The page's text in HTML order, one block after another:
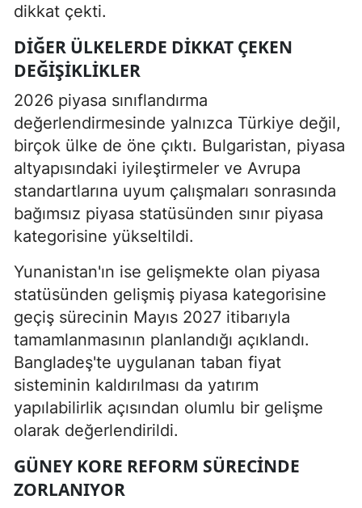
dikkat çekti.
DIĞER ÜLKELERDE DIKKAT ÇEKEN
DEĞIŞIKLIKLER
2026 piyasa sınıflandırma
değerlendirmesinde yalnızca Türkiye değil,
birçok ülke de öne çıktı. Bulgaristan, piyasa
altyapısındaki iyileştirmeler ve Avrupa
standartlarına uyum çalışmaları sonrasında
bağımsız piyasa statüsünden sınır piyasa
kategorisine yükseltildi.
Yunanistan'ın ise gelişmekte olan piyasa
statüsünden gelişmiş piyasa kategorisine
geçiş sürecinin Mayıs 2027 itibarıyla
tamamlanmasının planlandığı açıklandı.
Bangladeş'te uygulanan taban fiyat
sisteminin kaldırılması da yatırım
yapılabilirlik açısından olumlu bir gelişme
olarak değerlendirildi.
GÜNEY KORE REFORM SÜRECINDE
ZORLANIYOR